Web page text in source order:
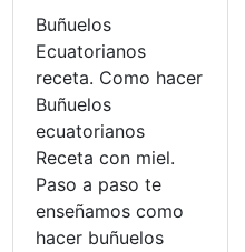
Buñuelos
Ecuatorianos
receta. Como hacer
Buñuelos
ecuatorianos
Receta con miel.
Paso a paso te
enseñamos como
hacer buñuelos